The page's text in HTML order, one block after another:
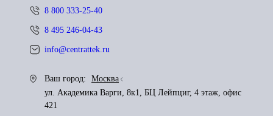
8 800 333-25-40
8 495 246-04-43
info@centrattek.ru
Ваш город:
Москва
ул. Академика Варги, 8к1, БЦ Лейпциг, 4 этаж, офис
421